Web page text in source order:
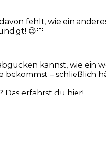
fehlt, wie ein
😉🤍
kannst, wie
bekommst –
Das erfährst du hier!